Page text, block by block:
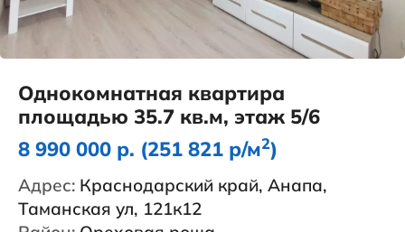
Однокомнатная квартира
площадью 35.7 кв.м, этаж 5/6
8 990 000 р. (251 821 р/м2)
Адрес: Краснодарский край, Анапа,
Таманская ул, 121к12